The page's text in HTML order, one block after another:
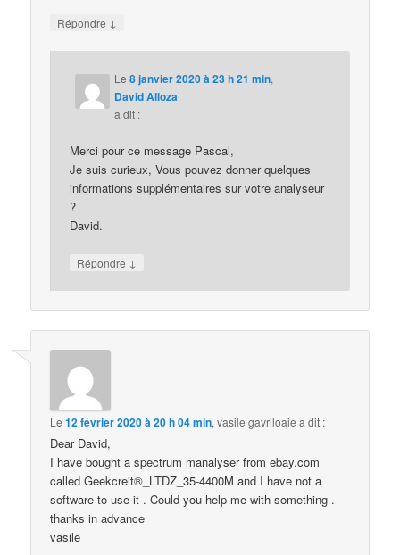
Répondre ↓
Le8 janvier 2020 à 23 h 21 min,
David Alloza
a dit :
Merci pour ce message Pascal,
Je suis curieux, Vous pouvez donner quelques
informations supplémentaires sur votre analyseur
?
David.
Répondre ↓
Le12 février 2020 à 20 h 04 min,vasile gavriloaie a dit :
Dear David,
I have bought a spectrum manalyser from ebay.com
called Geekcreit®_LTDZ_35-4400M and I have not a
software to use it . Could you help me with something .
thanks in advance
vasile